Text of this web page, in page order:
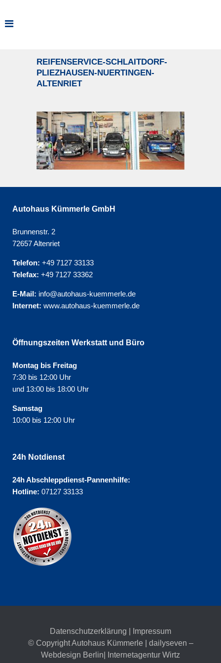
REIFENSERVICE-SCHLAITDORF-
PLIEZHAUSEN-NUERTINGEN-
ALTENRIET
Autohaus Kümmerle GmbH
Brunnenstr. 2
72657 Altenriet
Telefon: +49 7127 33133
Telefax: +49 7127 33362
E-Mail: info@autohaus-kuemmerle.de
Internet: www.autohaus-kuemmerle.de
Öffnungszeiten Werkstatt und Büro
Montag bis Freitag
7:30 bis 12:00 Uhr
und 13:00 bis 18:00 Uhr
Samstag
10:00 bis 12:00 Uhr
24h Notdienst
24h Abschleppdienst-Pannenhilfe:
Hotline: 07127 33133
Datenschutzerklärung
Impressum
© Copyright Autohaus Kümmerle | dailyseven –
Webdesign Berlin | Internetagentur Wirtz